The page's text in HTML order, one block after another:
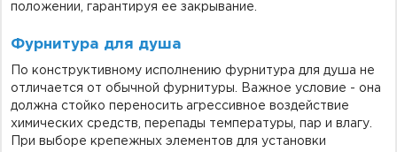
положении, гарантируя ее закрывание.
Фурнитура для душа
По конструктивному исполнению фурнитура для душа не
отличается от обычной фурнитуры. Важное условие - она
должна стойко переносить агрессивное воздействие
химических средств, перепады температуры, пар и влагу.
При выборе крепежных элементов для установки